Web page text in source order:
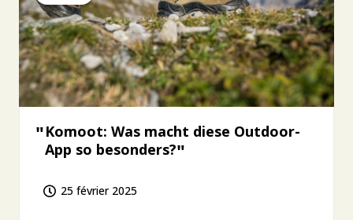
Komoot: Was macht diese Outdoor-
App so besonders?
25 février 2025